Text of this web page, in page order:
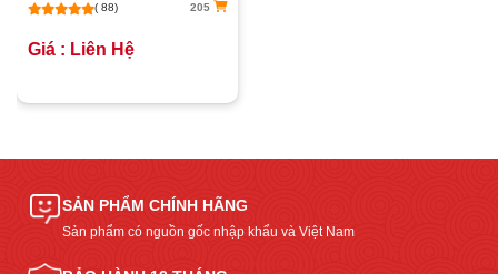
( 88) 205
Giá : Liên Hệ
SẢN PHẨM CHÍNH HÃNG
Sản phẩm có nguồn gốc nhập khẩu và Việt Nam